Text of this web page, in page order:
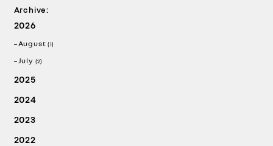
Archive:
2026
August(1)
July (2)
2025
2024
2023
2022